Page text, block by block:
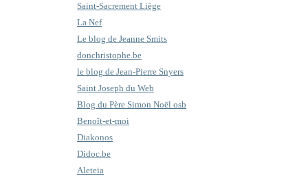
Saint-Sacrement Liège
La Nef
Le blog de Jeanne Smits
donchristophe.be
le blog de Jean-Pierre Snyers
Saint Joseph du Web
Blog du Père Simon Noël osb
Benoît-et-moi
Diakonos
Didoc.be
Aleteia